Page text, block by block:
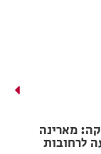
מארינה
לרחובות